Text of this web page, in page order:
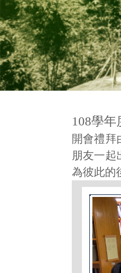
108學年
開會禮拜
朋友一起
為彼此的